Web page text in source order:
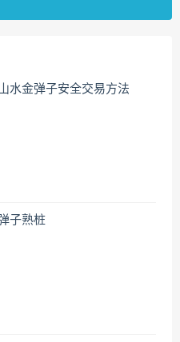
水金弹子安全交易方法
子熟桩